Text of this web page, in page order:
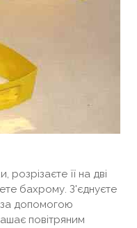
її на дві
бахрому. З'єднуєте
за допомогою
повітряним